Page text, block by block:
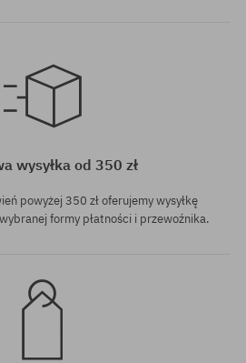
wysyłka od 350 zł
powyżej 350 zł oferujemy wysyłkę
formy płatności i przewoźnika.